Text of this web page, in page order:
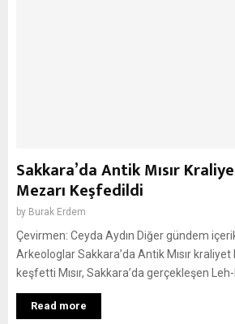
Sakkara’da Antik Mısır
Mezarı Keşfedildi
by Burak Erdem
Çevirmen: Ceyda Aydın Diğer gündem
Arkeologlar Sakkara’da Antik Mısır kraliyet
keşfetti Mısır, Sakkara’da gerçekleşen Leh-
Read more